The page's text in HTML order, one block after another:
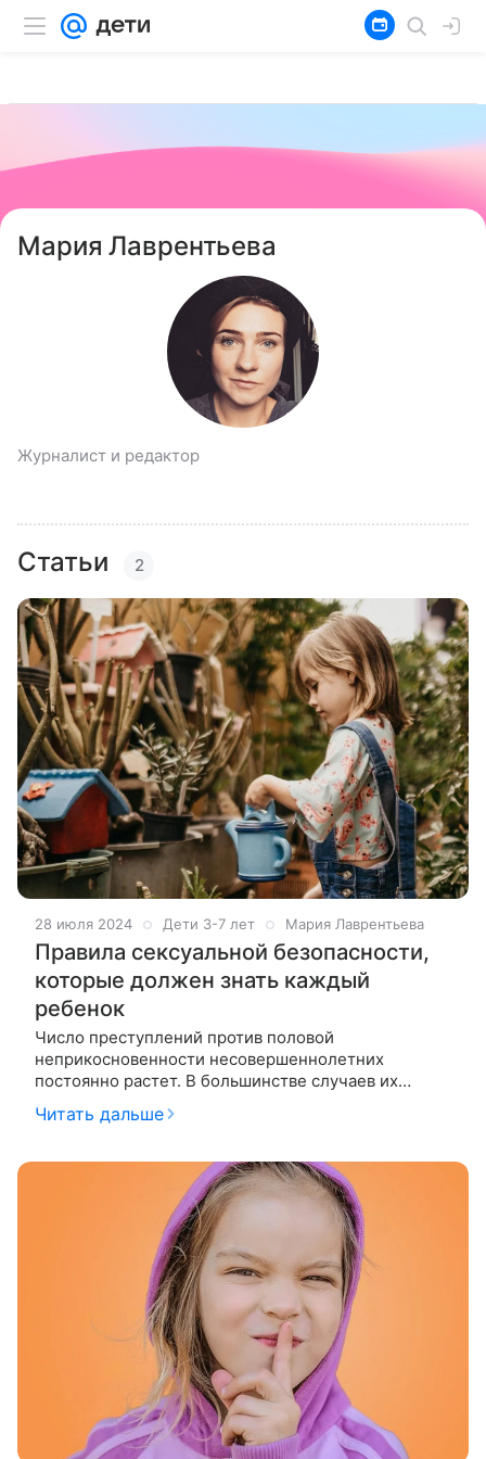
Мария Лаврентьева
Журналист и редактор
Статьи 2
28 июля 2024 Дети 3-7 лет Мария Лаврентьева
Правила сексуальной безопасности,
которые должен знать каждый
ребенок
Число преступлений против половой
неприкосновенности несовершеннолетних
постоянно растет. В большинстве случаев их
совершают не случайные прохожие, а знакомые
детям люди. Разбираемся вместе с экспертами,
Читать дальше